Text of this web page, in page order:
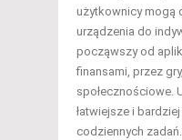
użytkownicy mogą
urządzenia do
począwszy od
finansami, przez
społecznościowe.
łatwiejsze i
codziennych zadań.